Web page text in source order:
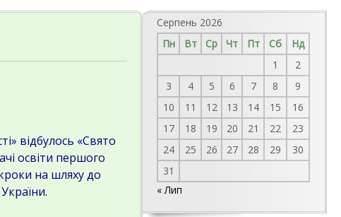
відбулось «Свято
освіти першого
на шляху до
Серпень 2026
Пн
Вт Ср Чт Пт Сб
Нд
1
2
3
4 5 6 7 8
9
10
11 12 13 14 15
16
17
18 19 20 21 22
23
24
25 26 27 28 29
30
31
« Лип